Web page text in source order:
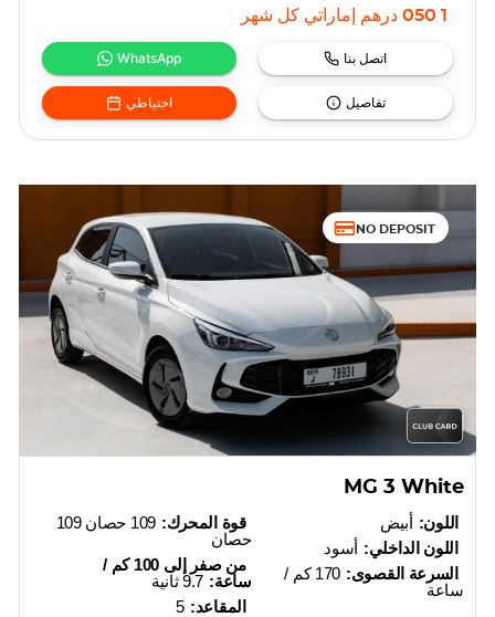
1 050 درهم إماراتي كل شهر
WhatsApp اتصل بنا
احتياطي تفاصيل
NO DEPOSIT
MG 3 White
قوة المحرك:
109 حصان 109
حصان
من صفر إلى 100 كم /
ساعة: 9.7 ثانية
المقاعد: 5
اللون: أبيض
اللون الداخلي: أسود
السرعة القصوى:
170 كم /
ساعة